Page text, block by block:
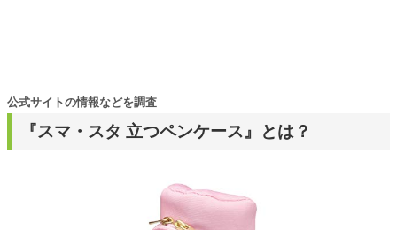
『スマ・スタ 立つペンケース』とは？
公式サイトの情報などを調査